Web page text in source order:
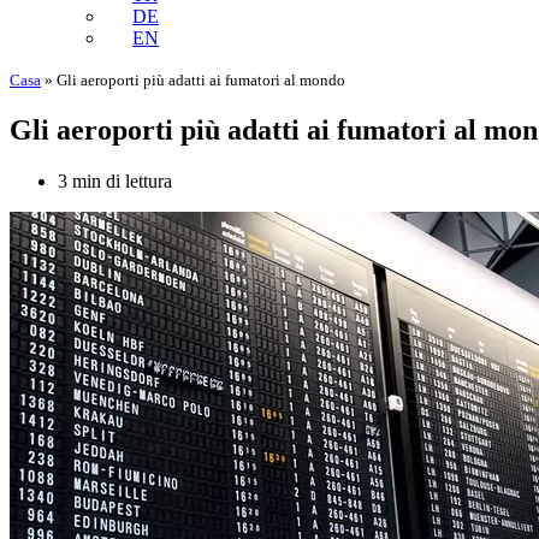
DE
EN
Casa » Gli aeroporti più adatti ai fumatori al mondo
Gli aeroporti più adatti ai fumatori al
3 min di lettura